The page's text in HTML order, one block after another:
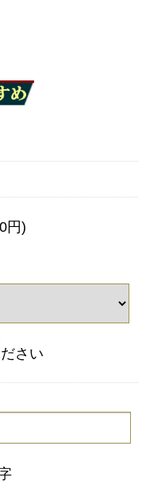
円)
さい